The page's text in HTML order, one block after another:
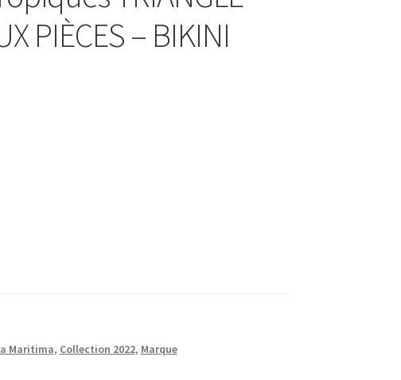
PIÈCES – BIKINI
Maritima, Collection 2022, Marque